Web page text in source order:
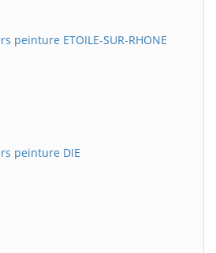
peinture ETOILE-SUR-RHONE
peinture DIE